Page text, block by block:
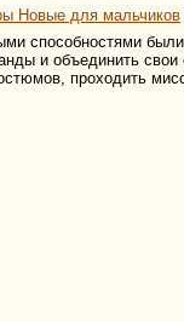
Новые для мальчиков
способностями
и объединить
проходить